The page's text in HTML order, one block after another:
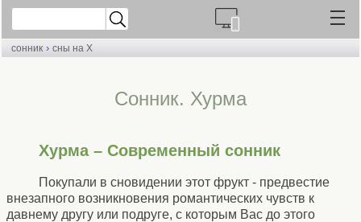
сонник › сны на Х
Cонник. Хурма
Хурма – Современный сонник
Покупали в сновидении этот фрукт - предвестие
внезапного возникновения романтических чувств к
давнему другу или подруге, с которым Вас до этого